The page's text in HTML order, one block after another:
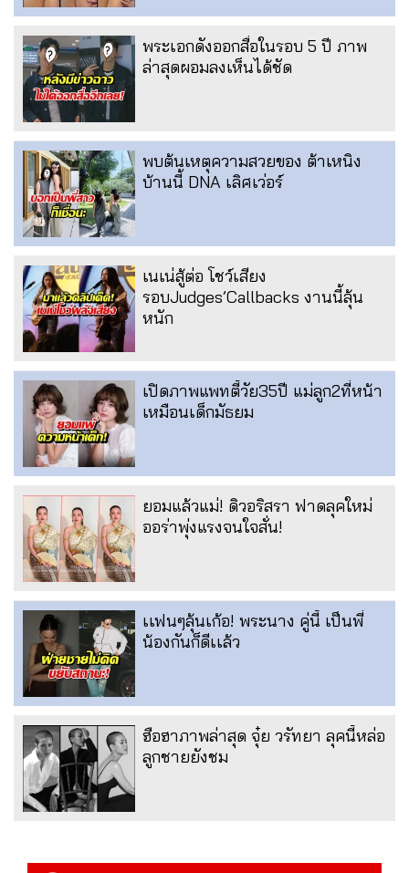
พระเอกดังออกสื่อในรอบ 5 ปี ภาพ
ล่าสุดผอมลงเห็นได้ชัด
พบต้นเหตุความสวยของ ต้าเหนิง
บ้านนี้ DNA เลิศเว่อร์
เนเน่สู้ต่อ โชว์เสียง
รอบJudges’Callbacks งานนี้ลุ้น
หนัก
เปิดภาพแพทตี้วัย35ปี แม่ลูก2ที่หน้า
เหมือนเด็กมัธยม
ยอมแล้วแม่! ดิวอริสรา ฟาดลุคใหม่
ออร่าพุ่งแรงจนใจสั่น!
เเฟนๆลุ้นเก้อ! พระนาง คู่นี้ เป็นพี่
น้องกันก็ดีเเล้ว
ฮือฮาภาพล่าสุด จุ๋ย วรัทยา ลุคนี้หล่อ
ลูกชายยังชม